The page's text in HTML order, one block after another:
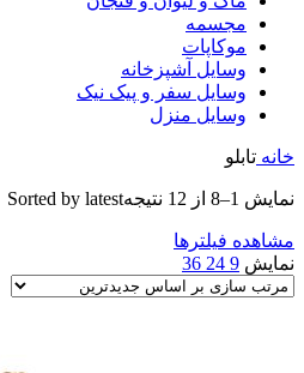
مجسمه
موکاپات
وسایل آشپزخانه
وسایل سفر و پیک نیک
وسایل منزل
خانه تابلو
نمایش 1–8 از 12 نتیجه Sorted by latest
مشاهده فیلترها
نمایش 9
24
36